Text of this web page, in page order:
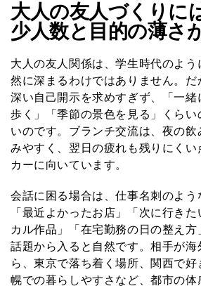
大人の友人づくりに
少人数と目的の薄さ
大人の友人関係は、学生時代のよう
然に深まるわけではありません。だ
深い自己開示を求めすぎず、「一緒
歩く」「季節の景色を見る」くらい
いのです。ブランチ交流は、夜の飲
みやすく、翌日の疲れも残りにくい
カーに向いています。
会話に困る場合は、仕事名刺のよう
「最近よかったお店」「次に行き
カル作品」「在宅勤務の日の整え
話題から入ると自然です。相手が海
ら、東京で落ち着く場所、関西で
幌での暮らしやすさなど、都市の体